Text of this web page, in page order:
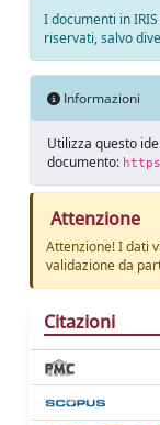
I documenti in
riservati, salvo
Informazioni
Utilizza questo
documento:
Attenzione
Attenzione! I dati
validazione da
Citazioni